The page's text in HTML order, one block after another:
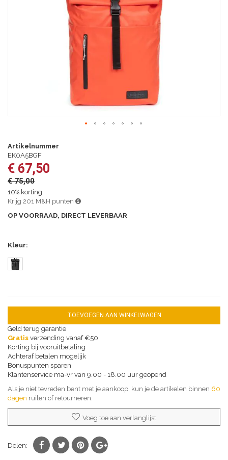
naar
het
begin
van
de
afbeeldingen-
gallerij
Artikelnummer
EK0A5BGF
€ 67,50
€ 75,00
10% korting
Krijg 201 M&H punten
OP VOORRAAD, DIRECT LEVERBAAR
Kleur
TOEVOEGEN AAN WINKELWAGEN
Geld terug garantie
Gratis verzending vanaf €50
Korting bij vooruitbetaling
Achteraf betalen mogelijk
Bonuspunten sparen
Klantenservice ma-vr van 9.00 - 18.00 uur geopend
Als je niet tevreden bent met je aankoop, kun je de artikelen binnen 60
dagen ruilen of retourneren.
Voeg toe aan verlanglijst
Delen: